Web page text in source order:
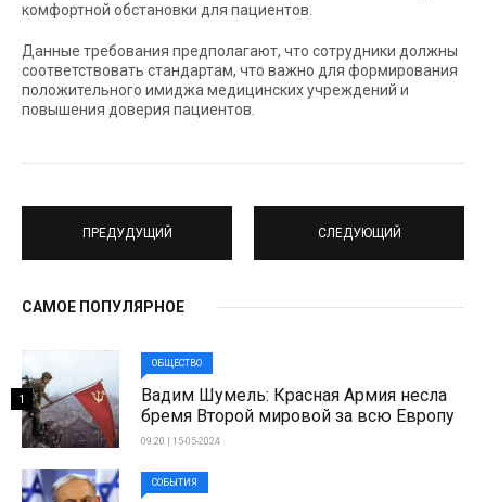
комфортной обстановки для пациентов.
Данные требования предполагают, что сотрудники должны
соответствовать стандартам, что важно для формирования
положительного имиджа медицинских учреждений и
повышения доверия пациентов.
ПРЕДУДУЩИЙ СЛЕДУЮЩИЙ
САМОЕ ПОПУЛЯРНОЕ
ОБЩЕСТВО
Вадим Шумель: Красная Армия несла
бремя Второй мировой за всю Европу
09:20 | 15-05-2024
1
СОБЫТИЯ